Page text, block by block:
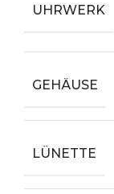
UHRWERK
GEHÄUSE
LÜNETTE